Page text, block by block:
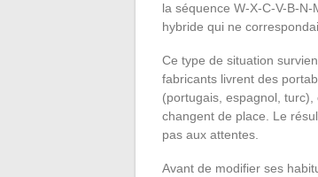
la séquence W-X-C-V-B-N-
hybride qui ne
Ce type de situation
fabricants livrent des
(portugais, espagnol,
changent de place. Le
pas aux attentes.
Avant de modifier ses